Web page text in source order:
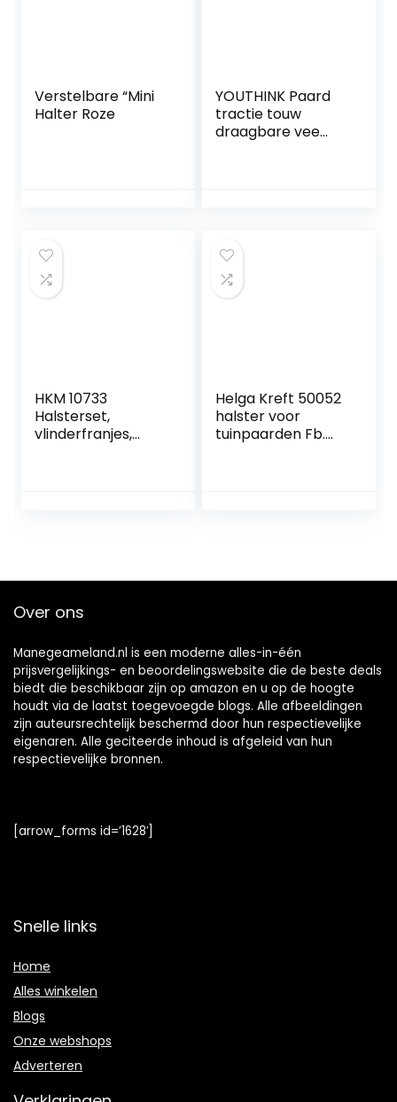
Verstelbare “Mini
Halter Roze
YOUTHINK Paard
tractie touw
draagbare vee
HKM 10733
Halsterset,
vlinderfranjes,
Helga Kreft 50052
halster voor
tuinpaarden Fb.
Over ons
Manegeameland.nl is een moderne alles-in-één
prijsvergelijkings- en beoordelingswebsite die de beste deals
biedt die beschikbaar zijn op amazon en u op de hoogte
houdt via de laatst toegevoegde blogs. Alle afbeeldingen
zijn auteursrechtelijk beschermd door hun respectievelijke
eigenaren. Alle geciteerde inhoud is afgeleid van hun
respectievelijke bronnen.
[arrow_forms id=’1628′]
Snelle links
Home
Alles winkelen
Blogs
Onze webshops
Adverteren